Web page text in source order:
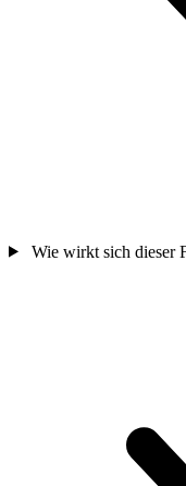
Wie wirkt sich dieser